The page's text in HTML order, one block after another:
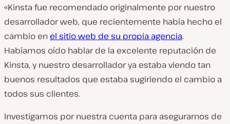
«Kinsta fue recomendado originalmente por nuestro
desarrollador web, que recientemente había hecho el
cambio en el sitio web de su propia agencia.
Habíamos oído hablar de la excelente reputación de
Kinsta, y nuestro desarrollador ya estaba viendo tan
buenos resultados que estaba sugiriendo el cambio a
todos sus clientes.
Investigamos por nuestra cuenta para asegurarnos de